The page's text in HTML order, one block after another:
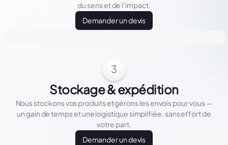
du sens et de l’impact.
Demander un devis
3
Stockage & expédition
Nous stockons vos produits et gérons les envois pour vous —
un gain de temps et une logistique simplifiée, sans effort de
votre part.
Demander un devis